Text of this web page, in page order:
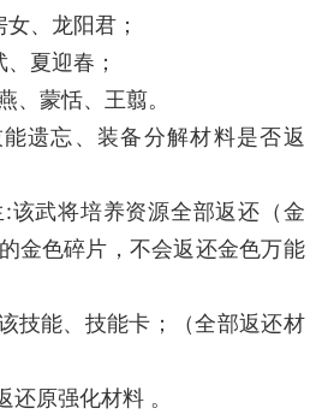
女、龙阳君；
夏迎春；
、蒙恬、王翦。
遗忘、装备分解材料是否返
:该武将培养资源全部返还（金
金色碎片，不会返还金色万能
技能、技能卡；（全部返还材
还原强化材料 。